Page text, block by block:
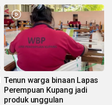
Tenun warga binaan Lapas
Perempuan Kupang jadi
produk unggulan